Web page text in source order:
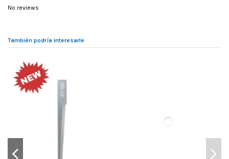
No reviews
También podría interesarle